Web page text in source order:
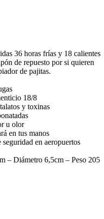
36 horas frías y 18 calientes
de repuesto por si quieren
de pajitas.
18/8
y toxinas
u olor
en tus manos
en aeropuertos
– Diámetro 6,5cm – Peso 205